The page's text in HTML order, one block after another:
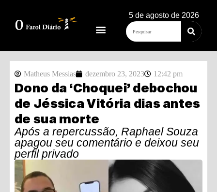
5 de agosto de 2026
Matheus Messias dezembro 23, 2023 12:42 pm
Dono da ‘Choquei’ debochou
de Jéssica Vitória dias antes
de sua morte
Após a repercussão, Raphael Souza
apagou seu comentário e deixou seu
perfil privado